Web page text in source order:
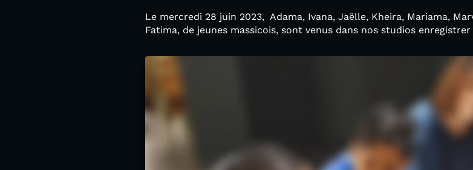
Le mercredi 28 juin 2023, Adama, Ivana, Jaëlle, Kheira, Mariama,
Fatima, de jeunes massicois, sont venus dans nos studios